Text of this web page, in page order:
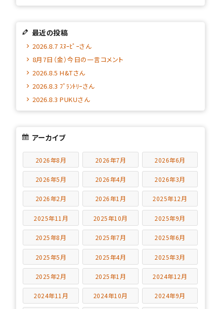
最近の投稿
2026.8.7 ｽﾇｰﾋﾟｰさん
8月7日（金）今日の一言コメント
2026.8.5 H&Tさん
2026.8.3 ﾌﾟﾗﾝﾄﾘｰさん
2026.8.3 PUKUさん
アーカイブ
2026年8月 2026年7月 2026年6月
2026年5月 2026年4月 2026年3月
2026年2月 2026年1月 2025年12月
2025年11月 2025年10月 2025年9月
2025年8月 2025年7月 2025年6月
2025年5月 2025年4月 2025年3月
2025年2月 2025年1月 2024年12月
2024年11月 2024年10月 2024年9月